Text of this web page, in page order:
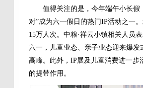
值得关注的是，今年端午小长假
对”成为六一假日的热门IP活动之一
15万人次。中粮·祥云小镇相关人员
六一，儿童业态、亲子业态迎来爆
高峰。此外，IP展及儿童消费进一步
的提带作用。